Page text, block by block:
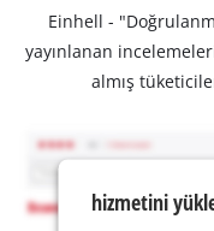
Einhell -
yayınlanan
almış
hizmetini